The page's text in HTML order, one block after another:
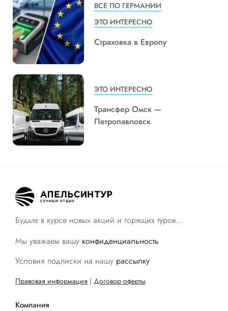
ВСЕ ПО ГЕРМАНИИ
ЭТО ИНТЕРЕСНО
Страховка в Европу
ЭТО ИНТЕРЕСНО
Трансфер Омск —
Петропавловск
Будьте в курсе новых акций и горящих туров…
Мы уважаем вашу конфиденциальность
Условия подписки на нашу рассылку
Правовая информация | Договор оферты
Компания